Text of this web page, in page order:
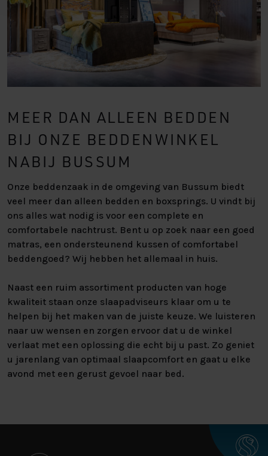
MEER DAN ALLEEN BEDDEN
BIJ ONZE BEDDENWINKEL
NABIJ BUSSUM
Onze beddenzaak in de omgeving van Bussum biedt
veel meer dan alleen bedden en boxsprings. U vindt bij
ons alles wat nodig is voor een complete en
comfortabele nachtrust. Bent u op zoek naar een goed
matras, een ondersteunend kussen of comfortabel
beddengoed? Wij hebben het allemaal in huis.
Naast een ruim assortiment producten van hoge
kwaliteit staan onze slaapadviseurs klaar om u te
helpen bij het maken van de juiste keuze. We luisteren
naar uw wensen en zorgen ervoor dat u de winkel
verlaat met een oplossing die echt bij u past. Zo geniet
u jarenlang van optimaal slaapcomfort en gaat u elke
avond met een gerust gevoel naar bed.